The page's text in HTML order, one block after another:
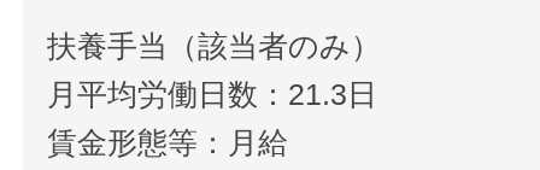
扶養手当（該当者のみ）
月平均労働日数：21.3日
賃金形態等：月給